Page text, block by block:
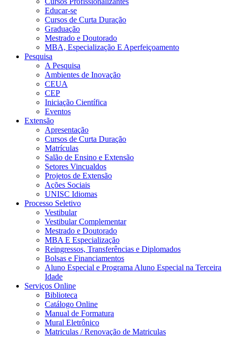
Educar-se
Cursos de Curta Duração
Graduação
Mestrado e Doutorado
MBA, Especialização E Aperfeiçoamento
Pesquisa
A Pesquisa
Ambientes de Inovação
CEUA
CEP
Iniciação Científica
Eventos
Extensão
Apresentação
Cursos de Curta Duração
Matrículas
Salão de Ensino e Extensão
Setores Vincualdos
Projetos de Extensão
Ações Sociais
UNISC Idiomas
Processo Seletivo
Vestibular
Vestibular Complementar
Mestrado e Doutorado
MBA E Especialização
Reingressos, Transferências e Diplomados
Bolsas e Financiamentos
Aluno Especial e Programa Aluno Especial na Terceira
Idade
Serviços Online
Biblioteca
Catálogo Online
Manual de Formatura
Mural Eletrônico
Matriculas / Renovação de Matriculas